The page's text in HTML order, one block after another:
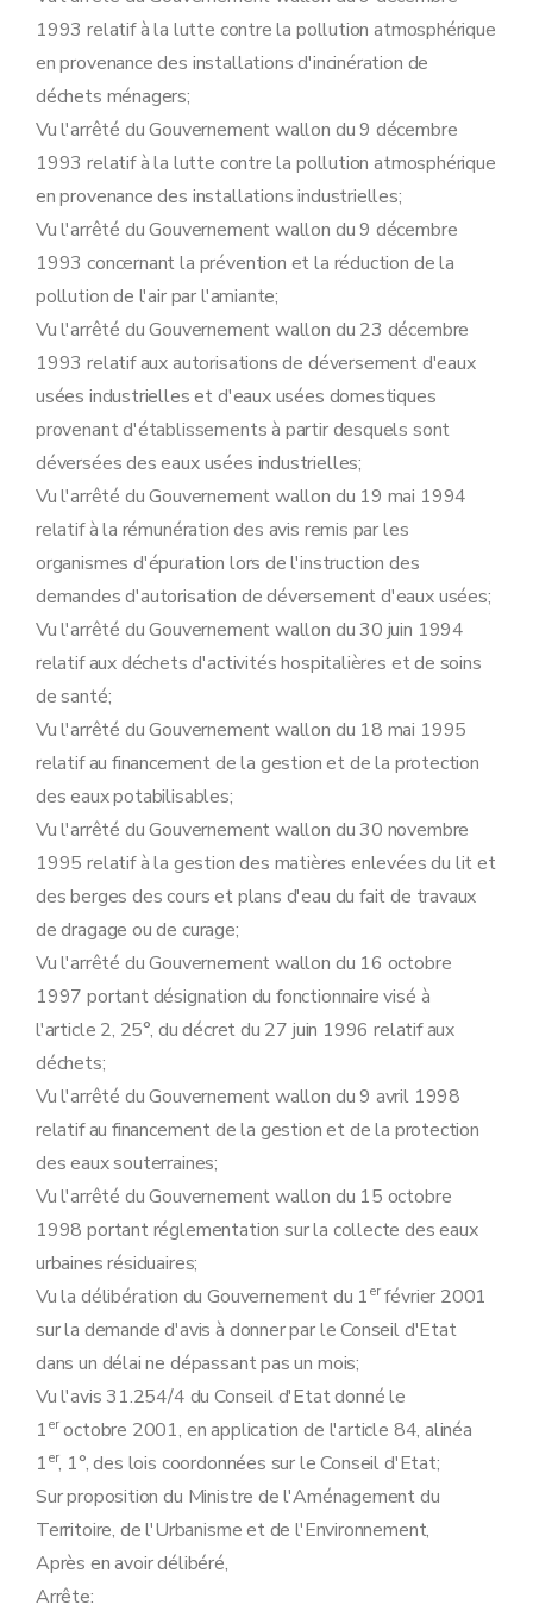
Art. 107
Art. 108
Section 8 Etude de caractérisation visée à l'article 79, §1
Art. 109
Section 9 Transformation et extension de l'établissement visé à l'article 10, §2, du décret
Art. 110
Sous-section première Procédure d'octroi du permis d'environnement
Art. 111
Procédure d'octroi du permis unique
Art. 112
Sous-section 3 Déclaration
Sous-section 4 Transformation et extension de l'établissement
Art. 114
Art. 115
Sous-section 6 Obligations de l'exploitant
Art. 116
Sous-section 7 Mesures de police administrative
Art. 117
Sous-section 8
Etude de caractérisation
Art. 118
Sous-section 9 Sanctions pénales
Art. 119
Sous-section 10 Recours
Art. 120
Sous-section11
Obligation de notification périodique de données environnementales
Art.120bis
Chapitre III Remise en état
Art. 121
Chapitre IV
Section première Dispositions abrogatoires et modificatives
Sous-section première Etablissements dangereux, insalubres et incommodes
Art. 123
Sous-section 2 Eau
Art. 125
Art. 126
Art. 128
Art. 129
Art. 130
Art. 131
Art. 132
Art. 135
Art. 136
Art. 137
Art. 138
Art. 139
Art. 140
Art. 141
Art. 142
Art. 143
Art. 144
Art. 145
Art. 146
Art. 147
Art. 148
Art. 149
Art. 150
Art. 151
Art. 153
Art. 154
Art. 155
Art. 156
1993 relatif à la lutte contre la pollution atmosphérique
en provenance des installations d'incinération de
déchets ménagers;
Vu l'arrêté du Gouvernement wallon du 9 décembre
1993 relatif à la lutte contre la pollution atmosphérique
en provenance des installations industrielles;
Vu l'arrêté du Gouvernement wallon du 9 décembre
1993 concernant la prévention et la réduction de la
pollution de l'air par l'amiante;
Vu l'arrêté du Gouvernement wallon du 23 décembre
1993 relatif aux autorisations de déversement d'eaux
usées industrielles et d'eaux usées domestiques
provenant d'établissements à partir desquels sont
déversées des eaux usées industrielles;
Vu l'arrêté du Gouvernement wallon du 19 mai 1994
relatif à la rémunération des avis remis par les
organismes d'épuration lors de l'instruction des
demandes d'autorisation de déversement d'eaux usées;
Vu l'arrêté du Gouvernement wallon du 30 juin 1994
relatif aux déchets d'activités hospitalières et de soins
de santé;
Vu l'arrêté du Gouvernement wallon du 18 mai 1995
relatif au financement de la gestion et de la protection
des eaux potabilisables;
Vu l'arrêté du Gouvernement wallon du 30 novembre
1995 relatif à la gestion des matières enlevées du lit et
des berges des cours et plans d'eau du fait de travaux
de dragage ou de curage;
Vu l'arrêté du Gouvernement wallon du 16 octobre
1997 portant désignation du fonctionnaire visé à
l'article 2, 25°, du décret du 27 juin 1996 relatif aux
déchets;
Vu l'arrêté du Gouvernement wallon du 9 avril 1998
relatif au financement de la gestion et de la protection
des eaux souterraines;
Vu l'arrêté du Gouvernement wallon du 15 octobre
1998 portant réglementation sur la collecte des eaux
urbaines résiduaires;
Vu la délibération du Gouvernement du 1erfévrier 2001
sur la demande d'avis à donner par le Conseil d'Etat
dans un délai ne dépassant pas un mois;
Vu l'avis 31.254/4 du Conseil d'Etat donné le
1eroctobre 2001, en application de l'article 84, alinéa
1er, 1°, des lois coordonnées sur le Conseil d'Etat;
Sur proposition du Ministre de l'Aménagement du
Territoire, de l'Urbanisme et de l'Environnement,
Après en avoir délibéré,
Arrête: